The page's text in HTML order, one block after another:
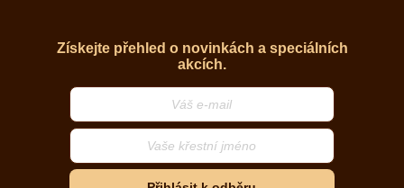
Získejte přehled o novinkách a speciálních
akcích.